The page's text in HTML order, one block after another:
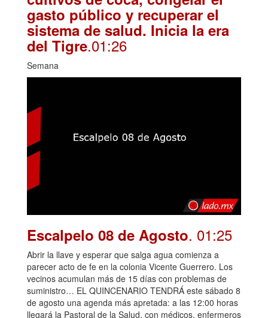
gasto público y recuperar el
sistema de salud. Inicia la era
del Tigre.01:26
Semana
Escalpelo 08 de Agosto. 01:25
Abrir la llave y esperar que salga agua comienza a
parecer acto de fe en la colonia Vicente Guerrero. Los
vecinos acumulan más de 15 días con problemas de
suministro… EL QUINCENARIO TENDRÁ este sábado 8
de agosto una agenda más apretada: a las 12:00 horas
llegará la Pastoral de la Salud, con médicos, enfermeros